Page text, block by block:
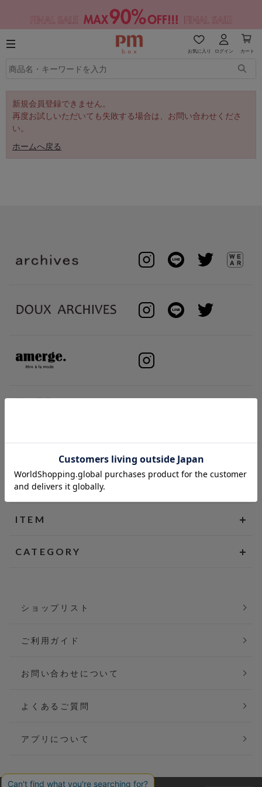
お気に入り ログイン カート
新規会員登録できません。
再度お試しいただいても失敗する場合は、お問い合わせくださ
い。
ホームへ戻る
BRAND
ITEM
CATEGORY
ショップリスト
ご利用ガイド
お問い合わせについて
よくあるご質問
アプリについて